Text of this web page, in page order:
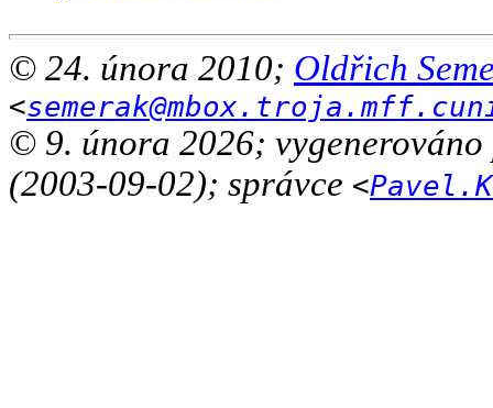
© 24. února 2010; Oldřich
<
© 9. února 2026;
(2003-09-02); správce <